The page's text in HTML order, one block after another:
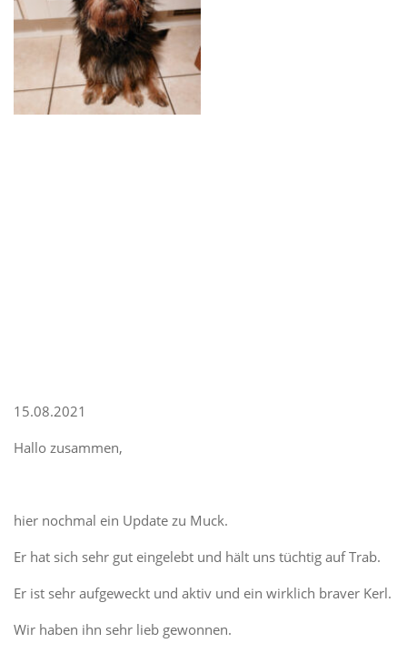
15.08.2021
Hallo zusammen,
hier nochmal ein Update zu Muck.
Er hat sich sehr gut eingelebt und hält uns tüchtig auf Trab.
Er ist sehr aufgeweckt und aktiv und ein wirklich braver Kerl.
Wir haben ihn sehr lieb gewonnen.